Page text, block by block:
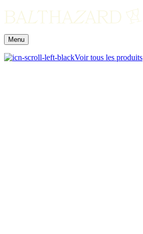
Menu
Voir tous les produits